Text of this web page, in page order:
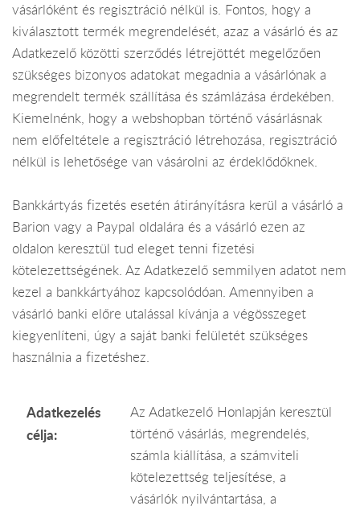
vásárlóként és regisztráció nélkül is. Fontos, hogy a
kiválasztott termék megrendelését, azaz a vásárló és az
Adatkezelő közötti szerződés létrejöttét megelőzően
szükséges bizonyos adatokat megadnia a vásárlónak a
megrendelt termék szállítása és számlázása érdekében.
Kiemelnénk, hogy a webshopban történő vásárlásnak
nem előfeltétele a regisztráció létrehozása, regisztráció
nélkül is lehetősége van vásárolni az érdeklődőknek.
Bankkártyás fizetés esetén átirányításra kerül a vásárló a
Barion vagy a Paypal oldalára és a vásárló ezen az
oldalon keresztül tud eleget tenni fizetési
kötelezettségének. Az Adatkezelő semmilyen adatot nem
kezel a bankkártyához kapcsolódóan. Amennyiben a
vásárló banki előre utalással kívánja a végösszeget
kiegyenlíteni, úgy a saját banki felületét szükséges
használnia a fizetéshez.
Adatkezelés
célja:
Az Adatkezelő Honlapján keresztül
történő vásárlás, megrendelés,
számla kiállítása, a számviteli
kötelezettség teljesítése, a
vásárlók nyilvántartása, a